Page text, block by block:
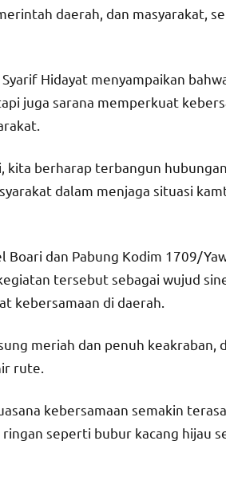
daerah, dan masyarakat,
Hidayat menyampaikan
juga sarana memperkuat
kita berharap terbangun
dalam menjaga situasi
Boari dan Pabung Kodim 1709/
tersebut sebagai wujud
kebersamaan di daerah.
meriah dan penuh
rute.
kebersamaan semakin
seperti bubur kacang hijau